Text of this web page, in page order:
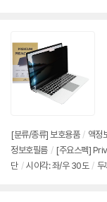
[분류/종류] 보호용품 / 액정
정보호필름 / [주요스펙]
단 / 시야각: 좌/우 30도 / 두